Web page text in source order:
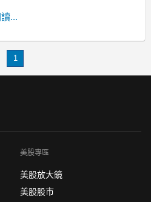
生活的重要性?
...
1
美股專區
美股放大鏡
美股股市